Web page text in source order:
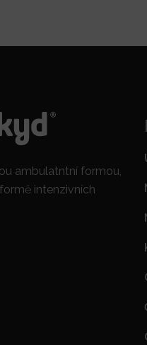
ambulatntní formou,
intenzivních